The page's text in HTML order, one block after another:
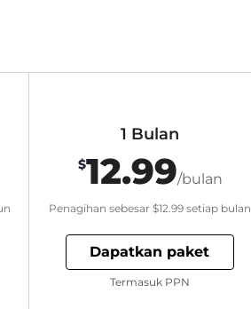
1 Bulan
$12.99/bulan
Penagihan sebesar $12.99 setiap bulan
Dapatkan paket
Termasuk PPN